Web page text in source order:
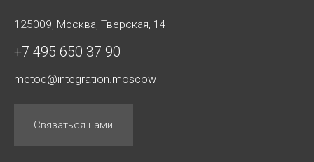
125009, Москва, Тверская, 14
+7 495 650 37 90
metod@integration.moscow
Связаться нами